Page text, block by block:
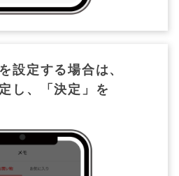
設定する場合は、
し、「決定」を